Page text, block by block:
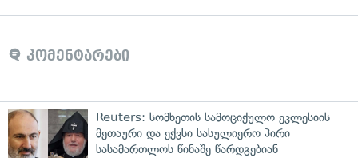
კომენტარები
Reuters: სომხეთის სამოციქულო ეკლესიის
მეთაური და ექვსი სასულიერო პირი
სასამართლოს წინაშე წარდგებიან